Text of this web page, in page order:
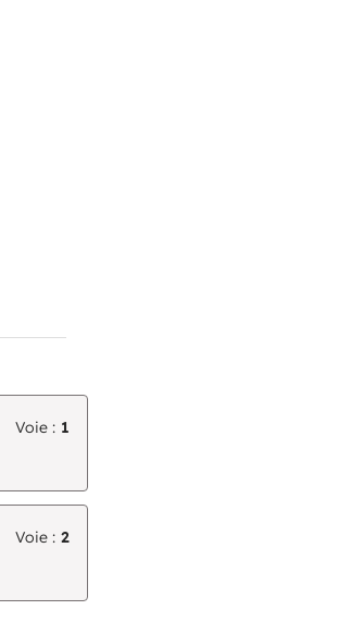
Voie : 1
Voie : 2